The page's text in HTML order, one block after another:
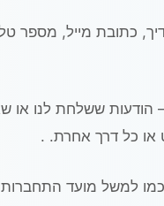
כתובת מייל, מספר
הודעות ששלחת לנו או
למשל מועד